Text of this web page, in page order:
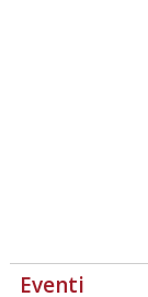
Eventi